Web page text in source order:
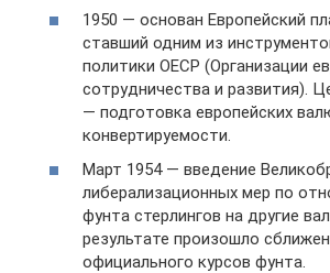
1950 — основан Европейский
ставший одним из
политики ОЕСР (Организации
сотрудничества и развития).
— подготовка европейских
конвертируемости.
Март 1954 — введение
либерализационных мер по
фунта стерлингов на другие
результате произошло
официального курсов фунта.